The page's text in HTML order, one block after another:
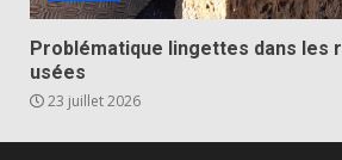
Problématique lingettes dans les
usées
23 juillet 2026